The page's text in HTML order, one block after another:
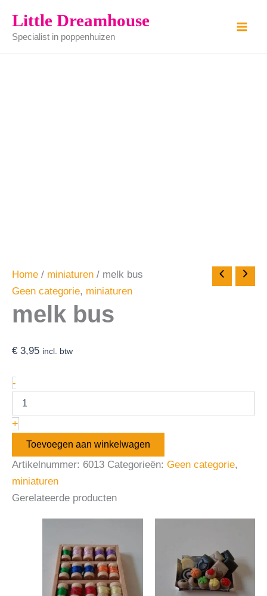
naar
inhoud
Little Dreamhouse
Specialist in poppenhuizen
Home / miniaturen / melk bus
Geen categorie, miniaturen
melk bus
€ 3,95 incl. btw
-
bus
aantal
+
Toevoegen aan winkelwagen
Artikelnummer: 6013 Categorieën: Geen categorie,
miniaturen
Gerelateerde producten